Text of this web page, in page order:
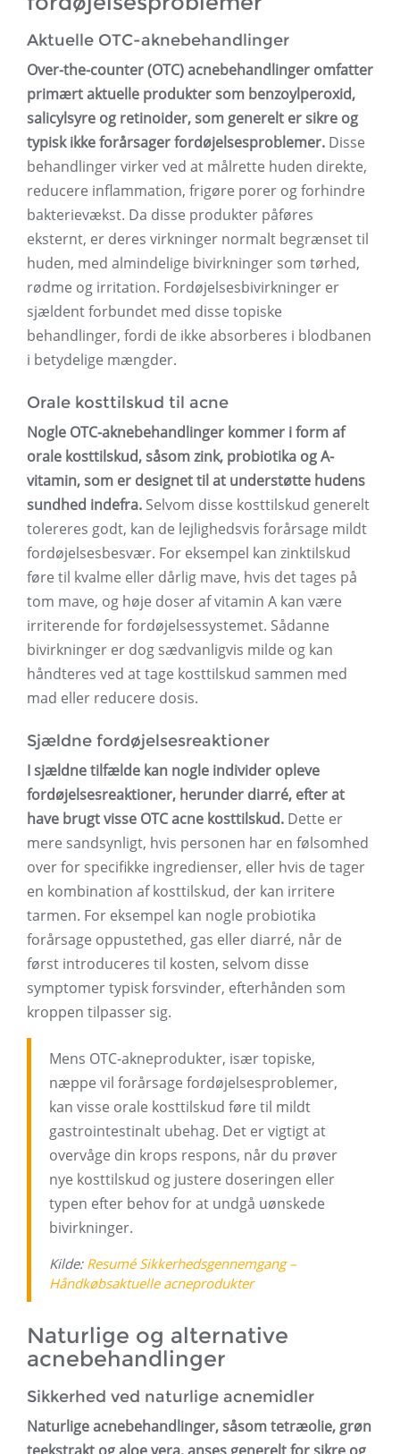
Aktuelle OTC-aknebehandlinger
Over-the-counter (OTC) acnebehandlinger omfatter
primært aktuelle produkter som benzoylperoxid,
salicylsyre og retinoider, som generelt er sikre og
typisk ikke forårsager fordøjelsesproblemer. Disse
behandlinger virker ved at målrette huden direkte,
reducere inflammation, frigøre porer og forhindre
bakterievækst. Da disse produkter påføres
eksternt, er deres virkninger normalt begrænset til
huden, med almindelige bivirkninger som tørhed,
rødme og irritation. Fordøjelsesbivirkninger er
sjældent forbundet med disse topiske
behandlinger, fordi de ikke absorberes i blodbanen
i betydelige mængder.
Orale kosttilskud til acne
Nogle OTC-aknebehandlinger kommer i form af
orale kosttilskud, såsom zink, probiotika og A-
vitamin, som er designet til at understøtte hudens
sundhed indefra. Selvom disse kosttilskud generelt
tolereres godt, kan de lejlighedsvis forårsage mildt
fordøjelsesbesvær. For eksempel kan zinktilskud
føre til kvalme eller dårlig mave, hvis det tages på
tom mave, og høje doser af vitamin A kan være
irriterende for fordøjelsessystemet. Sådanne
bivirkninger er dog sædvanligvis milde og kan
håndteres ved at tage kosttilskud sammen med
mad eller reducere dosis.
Sjældne fordøjelsesreaktioner
I sjældne tilfælde kan nogle individer opleve
fordøjelsesreaktioner, herunder diarré, efter at
have brugt visse OTC acne kosttilskud. Dette er
mere sandsynligt, hvis personen har en følsomhed
over for specifikke ingredienser, eller hvis de tager
en kombination af kosttilskud, der kan irritere
tarmen. For eksempel kan nogle probiotika
forårsage oppustethed, gas eller diarré, når de
først introduceres til kosten, selvom disse
symptomer typisk forsvinder, efterhånden som
kroppen tilpasser sig.
Mens OTC-akneprodukter, især topiske,
næppe vil forårsage fordøjelsesproblemer,
kan visse orale kosttilskud føre til mildt
gastrointestinalt ubehag. Det er vigtigt at
overvåge din krops respons, når du prøver
nye kosttilskud og justere doseringen eller
typen efter behov for at undgå uønskede
bivirkninger.
Kilde: Resumé Sikkerhedsgennemgang –
Håndkøbsaktuelle acneprodukter
Naturlige og alternative
acnebehandlinger
Sikkerhed ved naturlige acnemidler
Naturlige acnebehandlinger, såsom tetræolie, grøn